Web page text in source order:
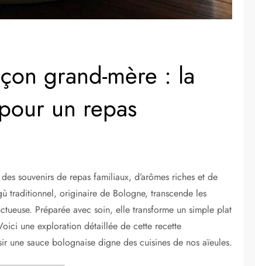
grand-mère : la
un repas
souvenirs de repas familiaux, d’arômes riches et de
traditionnel, originaire de Bologne, transcende les
Préparée avec soin, elle transforme un simple plat
une exploration détaillée de cette recette
une sauce bolognaise digne des cuisines de nos aïeules.